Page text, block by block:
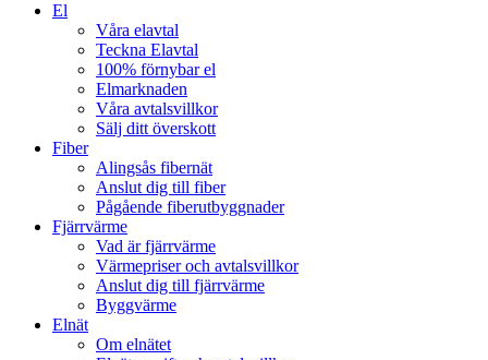
El
Våra elavtal
Teckna Elavtal
100% förnybar el
Elmarknaden
Våra avtalsvillkor
Sälj ditt överskott
Fiber
Alingsås fibernät
Anslut dig till fiber
Pågående fiberutbyggnader
Fjärrvärme
Vad är fjärrvärme
Värmepriser och avtalsvillkor
Anslut dig till fjärrvärme
Byggvärme
Elnät
Om elnätet